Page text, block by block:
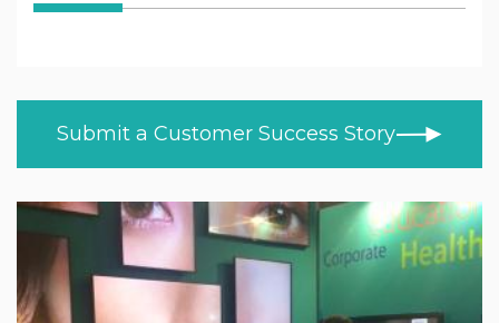
Healthcare
Trade
MOD/Government
CUSTOMER STORIES
BLOG
LEARN AT HOME
PRODUCT NEWS
Submit a Customer Success Story